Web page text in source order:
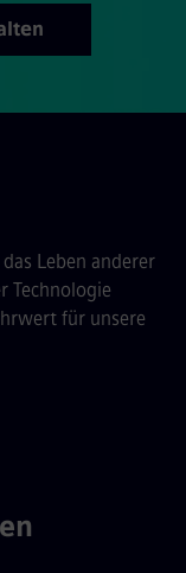
Leben anderer
Technologie
für unsere